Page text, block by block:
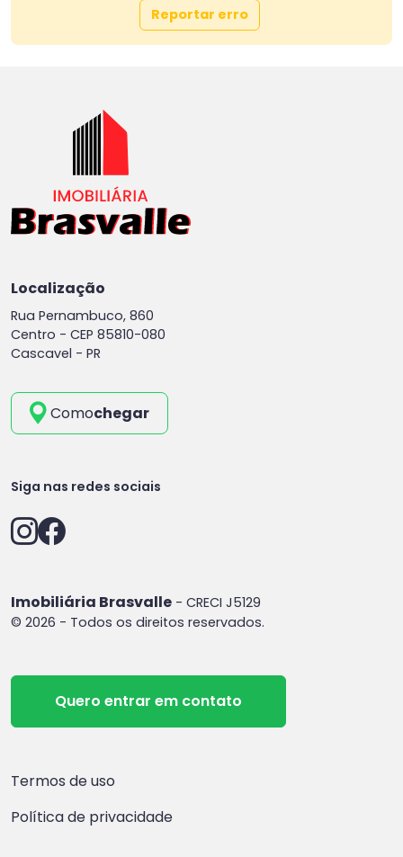
Reportar erro
Localização
Rua Pernambuco, 860
Centro - CEP 85810-080
Cascavel - PR
Comochegar
Siga nas redes sociais
Imobiliária Brasvalle - CRECI J5129
© 2026 - Todos os direitos reservados.
Quero entrar em contato
Termos de uso
Política de privacidade